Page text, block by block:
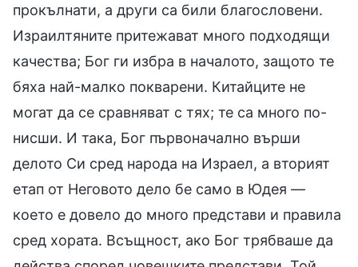
прокълнати, а други са били благословени.
Израилтяните притежават много подходящи
качества; Бог ги избра в началото, защото те
бяха най-малко покварени. Китайците не
могат да се сравняват с тях; те са много по-
нисши. И така, Бог първоначално върши
делото Си сред народа на Израел, а вторият
етап от Неговото дело бе само в Юдея —
което е довело до много представи и правила
сред хората. Всъщност, ако Бог трябваше да